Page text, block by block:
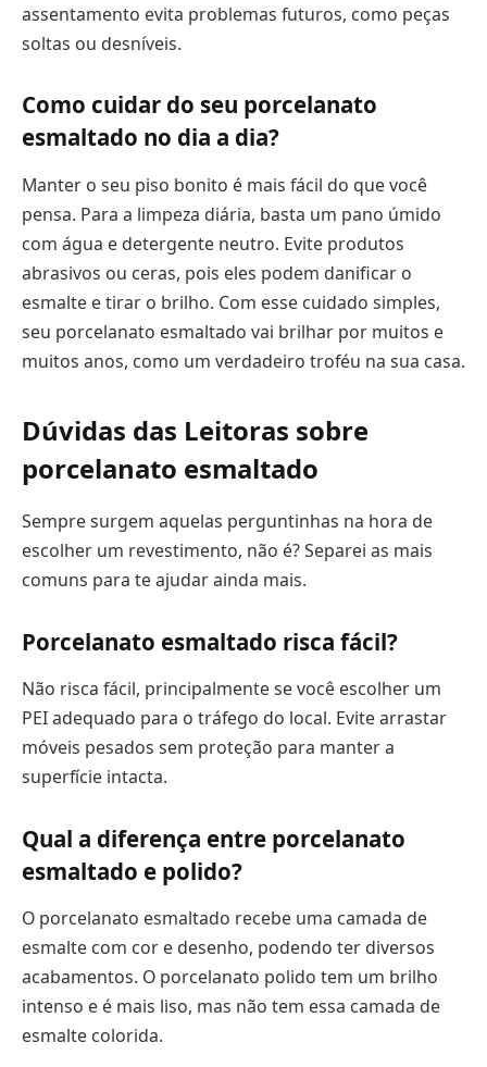
assentamento evita problemas futuros, como peças
soltas ou desníveis.
Como cuidar do seu porcelanato
esmaltado no dia a dia?
Manter o seu piso bonito é mais fácil do que você
pensa. Para a limpeza diária, basta um pano úmido
com água e detergente neutro. Evite produtos
abrasivos ou ceras, pois eles podem danificar o
esmalte e tirar o brilho. Com esse cuidado simples,
seu porcelanato esmaltado vai brilhar por muitos e
muitos anos, como um verdadeiro troféu na sua casa.
Dúvidas das Leitoras sobre
porcelanato esmaltado
Sempre surgem aquelas perguntinhas na hora de
escolher um revestimento, não é? Separei as mais
comuns para te ajudar ainda mais.
Porcelanato esmaltado risca fácil?
Não risca fácil, principalmente se você escolher um
PEI adequado para o tráfego do local. Evite arrastar
móveis pesados sem proteção para manter a
superfície intacta.
Qual a diferença entre porcelanato
esmaltado e polido?
O porcelanato esmaltado recebe uma camada de
esmalte com cor e desenho, podendo ter diversos
acabamentos. O porcelanato polido tem um brilho
intenso e é mais liso, mas não tem essa camada de
esmalte colorida.